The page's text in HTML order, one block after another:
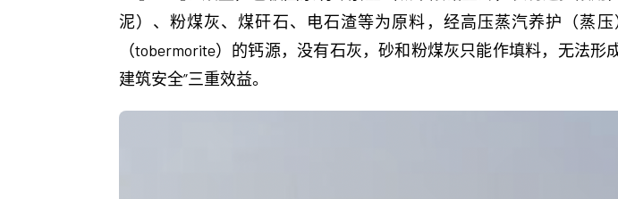
泥）、粉煤灰、煤矸石、电石渣等为原料，经高压蒸汽养护（蒸
（tobermorite）的钙源，没有石灰，砂和粉煤灰只能作填料，无法
建筑安全”三重效益。